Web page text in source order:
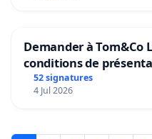
Demander à Tom&Co
conditions de
mettre fin à la vente
52 signatures
4 Jul 2026